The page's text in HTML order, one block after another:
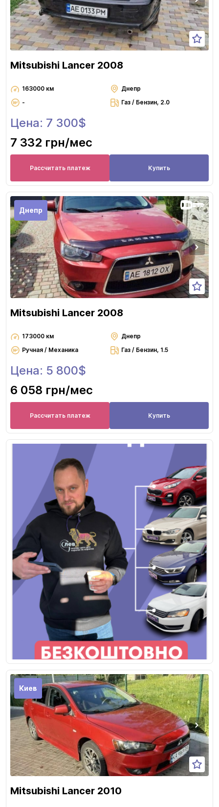
Mitsubishi Lancer 2008
163000 км
Днепр
-
Газ / Бензин, 2.0
Цена: 7 300$
7 332 грн/мес
Рассчитать платеж Купить
Днепр
Mitsubishi Lancer 2008
173000 км
Днепр
Ручная / Механика
Газ / Бензин, 1.5
Цена: 5 800$
6 058 грн/мес
Рассчитать платеж Купить
Киев
Mitsubishi Lancer 2010